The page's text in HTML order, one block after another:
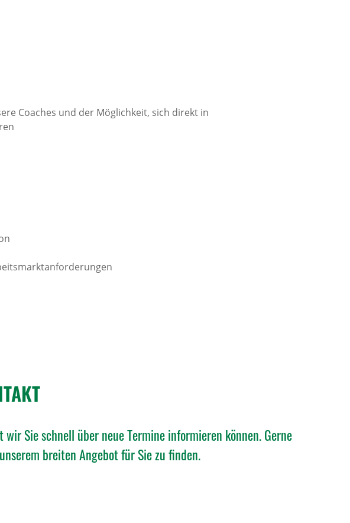
Coaches und der Möglichkeit, sich direkt in
Sie schnell über neue Termine informieren können. Gerne
breiten Angebot für Sie zu finden.